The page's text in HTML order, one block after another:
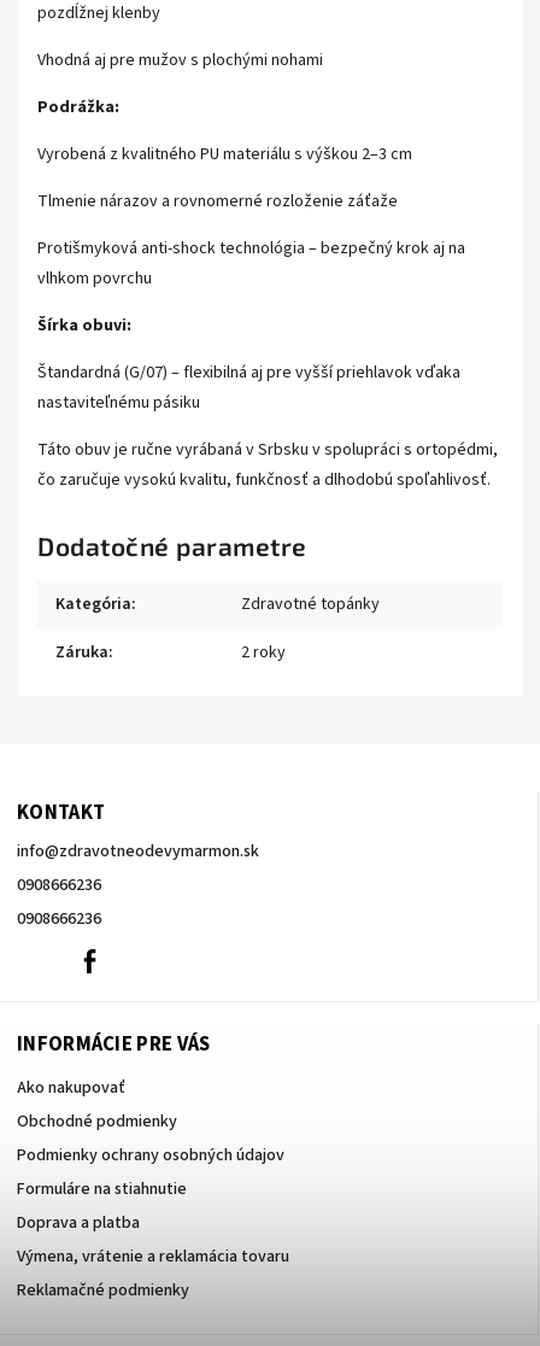
pozdĺžnej klenby
Vhodná aj pre mužov s plochými nohami
Podrážka:
Vyrobená z kvalitného PU materiálu s výškou 2–3 cm
Tlmenie nárazov a rovnomerné rozloženie záťaže
Protišmyková anti-shock technológia – bezpečný krok aj na
vlhkom povrchu
Šírka obuvi:
Štandardná (G/07) – flexibilná aj pre vyšší priehlavok vďaka
nastaviteľnému pásiku
Táto obuv je ručne vyrábaná v Srbsku v spolupráci s ortopédmi,
čo zaručuje vysokú kvalitu, funkčnosť a dlhodobú spoľahlivosť.
Dodatočné parametre
Kategória:
Zdravotné topánky
Záruka: 2 roky
KONTAKT
info@zdravotneodevymarmon.sk
0908666236
0908666236
0908666236
INFORMÁCIE PRE VÁS
Ako nakupovať
Obchodné podmienky
Podmienky ochrany osobných údajov
Formuláre na stiahnutie
Doprava a platba
Výmena, vrátenie a reklamácia tovaru
Reklamačné podmienky